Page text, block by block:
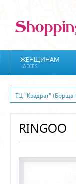
ЖЕНЩИНАМ
LADIES
ТЦ "Квадрат"
RINGOO